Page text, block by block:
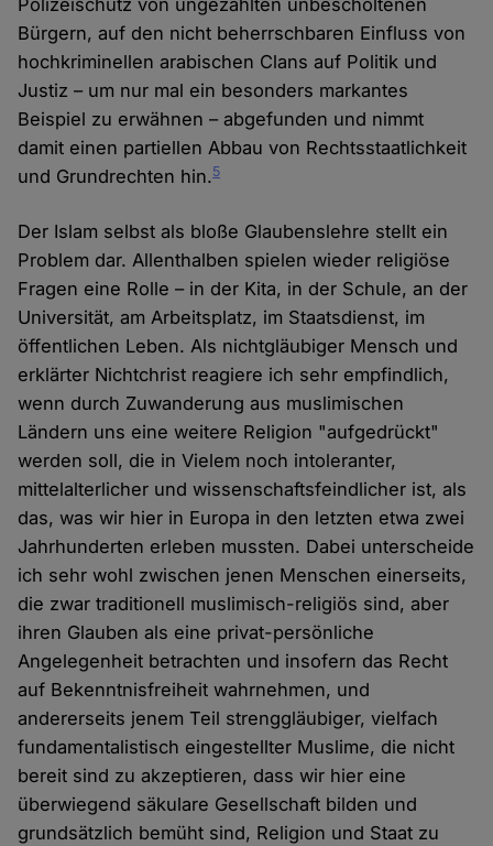
Polizeischutz von ungezählten unbescholtenen
Bürgern, auf den nicht beherrschbaren Einfluss von
hochkriminellen arabischen Clans auf Politik und
Justiz – um nur mal ein besonders markantes
Beispiel zu erwähnen – abgefunden und nimmt
damit einen partiellen Abbau von Rechtsstaatlichkeit
und Grundrechten hin.5
Der Islam selbst als bloße Glaubenslehre stellt ein
Problem dar. Allenthalben spielen wieder religiöse
Fragen eine Rolle – in der Kita, in der Schule, an der
Universität, am Arbeitsplatz, im Staatsdienst, im
öffentlichen Leben. Als nichtgläubiger Mensch und
erklärter Nichtchrist reagiere ich sehr empfindlich,
wenn durch Zuwanderung aus muslimischen
Ländern uns eine weitere Religion "aufgedrückt"
werden soll, die in Vielem noch intoleranter,
mittelalterlicher und wissenschaftsfeindlicher ist, als
das, was wir hier in Europa in den letzten etwa zwei
Jahrhunderten erleben mussten. Dabei unterscheide
ich sehr wohl zwischen jenen Menschen einerseits,
die zwar traditionell muslimisch-religiös sind, aber
ihren Glauben als eine privat-persönliche
Angelegenheit betrachten und insofern das Recht
auf Bekenntnisfreiheit wahrnehmen, und
andererseits jenem Teil strenggläubiger, vielfach
fundamentalistisch eingestellter Muslime, die nicht
bereit sind zu akzeptieren, dass wir hier eine
überwiegend säkulare Gesellschaft bilden und
grundsätzlich bemüht sind, Religion und Staat zu